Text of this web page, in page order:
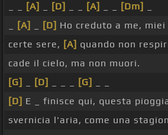
[A] [D] [A] [Dm]
[A] [D] Ho creduto a me, miei
certe sere, [A] quando non
cade il cielo, ma non muori.
[G]
[D] [G]
[D] E _ finisce qui, questa
svernicia l'aria, come una